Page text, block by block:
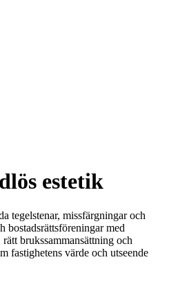
estetik
tegelstenar, missfärgningar och
bostadsrättsföreningar med
brukssammansättning och
fastighetens värde och utseende